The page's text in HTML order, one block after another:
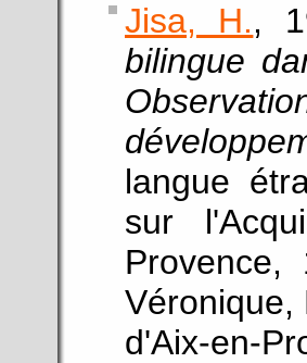
Jisa, H.,
bilingue
langue
sur
Véronique,
d'Aix-en-